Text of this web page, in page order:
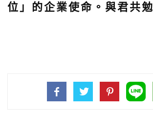
位」的企業使命。與君共勉